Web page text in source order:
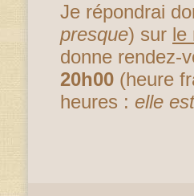
Je répondrai
presque) sur le
donne rendez-
20h00 (heure
heures : elle